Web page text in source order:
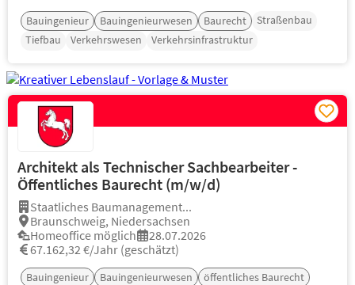
Bauingenieur Bauingenieurwesen Baurecht
Straßenbau
Tiefbau
Verkehrswesen Verkehrsinfrastruktur
Architekt als Technischer Sachbearbeiter -
Öffentliches Baurecht (m/w/d)
Staatliches Baumanagement...
Braunschweig, Niedersachsen
Homeoffice möglich
28.07.2026
67.162,32 €/Jahr (geschätzt)
Bauingenieur Bauingenieurwesen
öffentliches Baurecht